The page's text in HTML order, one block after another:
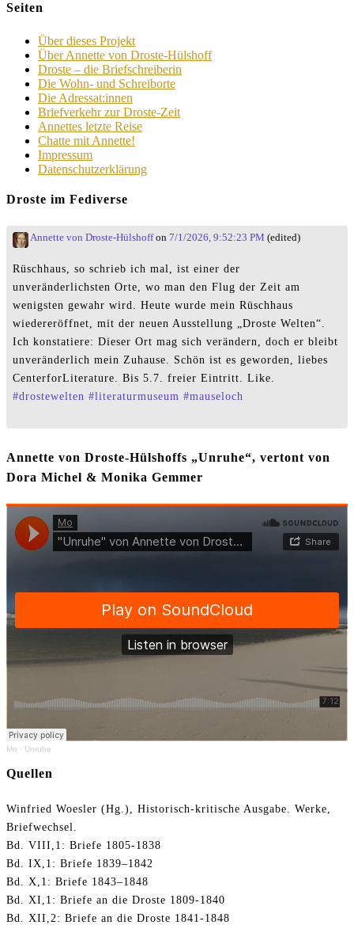
Seiten
Über dieses Projekt
Über Annette von Droste-Hülshoff
Droste – die Briefschreiberin
Die Wohn- und Schreiborte
Die Adressat:innen
Briefverkehr zur Droste-Zeit
Annettes letzte Reise
Chatte mit Annette!
Impressum
Datenschutzerklärung
Droste im Fediverse
Annette von Droste-Hülshoffon 7/1/2026, 9:52:23 PM (edited)
Rüschhaus, so schrieb ich mal, ist einer der
unveränderlichsten Orte, wo man den Flug der Zeit am
wenigsten gewahr wird. Heute wurde mein Rüschhaus
wiedereröffnet, mit der neuen Ausstellung „Droste Welten“.
Ich konstatiere: Dieser Ort mag sich verändern, doch er bleibt
unveränderlich mein Zuhause. Schön ist es geworden, liebes
CenterforLiterature. Bis 5.7. freier Eintritt. Like.
#drostewelten #literaturmuseum #mauseloch
Annette von Droste-Hülshoffs „Unruhe“, vertont von
Dora Michel & Monika Gemmer
Mo · Unruhe
Quellen
Winfried Woesler (Hg.), Historisch-kritische Ausgabe. Werke,
Briefwechsel.
Bd. VIII,1: Briefe 1805-1838
Bd. IX,1: Briefe 1839–1842
Bd. X,1: Briefe 1843–1848
Bd. XI,1: Briefe an die Droste 1809-1840
Bd. XII,2: Briefe an die Droste 1841-1848